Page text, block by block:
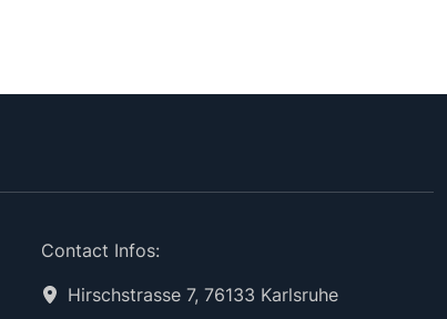
Contact Infos:
Hirschstrasse 7, 76133 Karlsruhe